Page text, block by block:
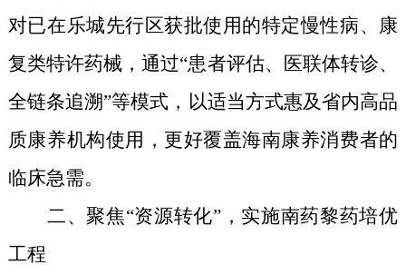
对已在乐城先行区获批使用的特定慢性病、康
复类特许药械，通过“患者评估、医联体转诊、
全链条追溯”等模式， 以适当方式惠及省内高品
质康养机构使用， 更好覆盖海南康养消费者的
临床急需。
二、聚焦“资源转化”，实施南药黎药培优
工程